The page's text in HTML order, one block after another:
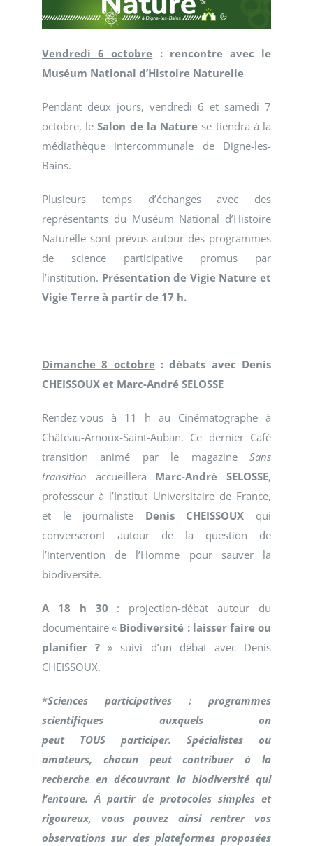
Vendredi 6 octobre : rencontre avec le
Muséum National d’Histoire Naturelle
Pendant deux jours, vendredi 6 et samedi 7
octobre, leSalon de la Nature se tiendra à la
médiathèque intercommunale de Digne-les-
Bains.
Plusieurs temps d’échanges avec des
représentants du Muséum National d’Histoire
Naturelle sont prévus autour des programmes
de science participative promus par
l’institution. Présentation de Vigie Nature et
Vigie Terre à partir de 17 h.
Dimanche 8 octobre: débats avec Denis
CHEISSOUX et Marc-André SELOSSE
Rendez-vous à 11 h au Cinématographe à
Château-Arnoux-Saint-Auban. Ce dernier Café
transition animé par le magazine Sans
transition accueillera Marc-André SELOSSE,
professeur à l’Institut Universitaire de France,
et le journaliste Denis CHEISSOUX qui
converseront autour de la question de
l’intervention de l’Homme pour sauver la
biodiversité.
A 18 h 30 : projection-débat autour du
documentaire « Biodiversité : laisser faire ou
planifier ? » suivi d’un débat avec Denis
CHEISSOUX.
*Sciences participatives : programmes
scientifiques auxquels on
peut TOUS participer. Spécialistes ou
amateurs, chacun peut contribuer à la
recherche en découvrant la biodiversité qui
l’entoure. À partir de protocoles simples et
rigoureux, vous pouvez ainsi rentrer vos
observations sur des plateformes proposées